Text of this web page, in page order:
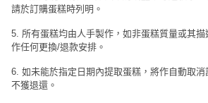
請於訂購蛋糕時列明。
5. 所有蛋糕均由人手製作，如非蛋糕質量或其
作任何更換/退款安排。
6. 如未能於指定日期內提取蛋糕，將作自動取
不獲退還。